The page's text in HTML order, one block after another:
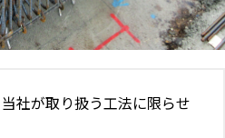
社が取り扱う工法に限らせ